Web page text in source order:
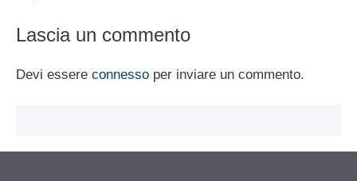
Lascia un commento
Devi essere connesso per inviare un commento.